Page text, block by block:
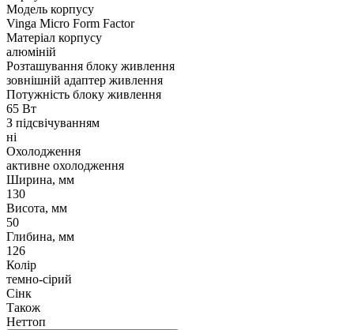
Модель корпусу
Vinga Micro Form Factor
Матеріал корпусу
алюміній
Розташування блоку живлення
зовнішній адаптер живлення
Потужність блоку живлення
65 Вт
З підсвічуванням
ні
Охолодження
активне охолодження
Ширина, мм
130
Висота, мм
50
Глибина, мм
126
Колір
темно-сірий
Сінк
Також
Неттоп